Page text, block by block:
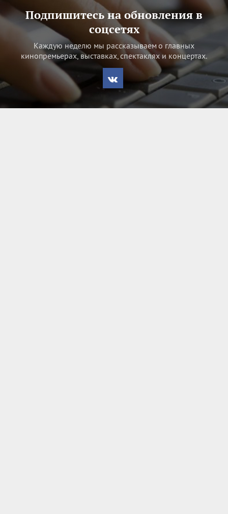
Подпишитесь на обновления в
соцсетях
Каждую неделю мы рассказываем о главных
кинопремьерах, выставках, спектаклях и концертах.